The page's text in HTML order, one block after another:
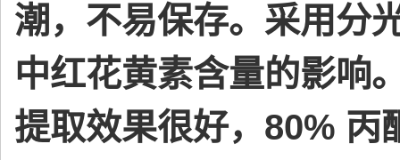
潮，不易保存。采用分
中红花黄素含量的影响
提取效果很好，80% 丙